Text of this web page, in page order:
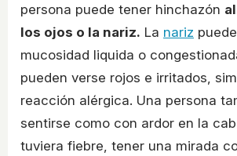
persona puede tener hinchazón
los ojos o la nariz. La nariz
mucosidad liquida o
pueden verse rojos e irritados,
reacción alérgica. Una persona
sentirse como con ardor en la
tuviera fiebre, tener una mirada